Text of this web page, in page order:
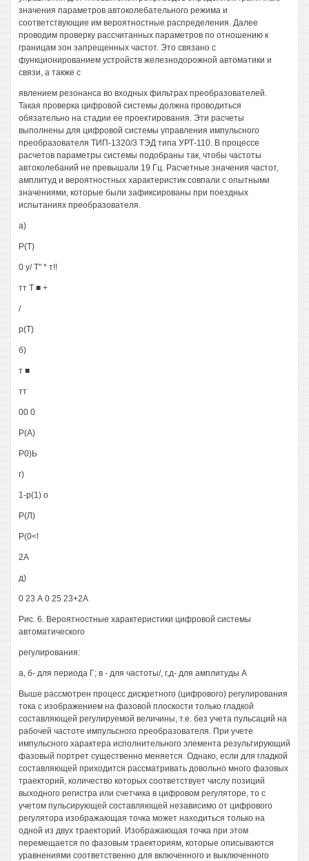
значения параметров автоколебательного режима и
соответствующие им вероятностные распределения. Далее
проводим проверку рассчитанных параметров по отношению к
границам зон запрещенных частот. Это связано с
функционированием устройств железнодорожной автоматики и
связи, а также с
явлением резонанса во входных фильтрах преобразователей.
Такая проверка цифровой системы должна проводиться
обязательно на стадии ее проектирования. Эти расчеты
выполнены для цифровой системы управления импульсного
преобразователя ТИП-1320/3 ТЭД типа УРТ-110. В процессе
расчетов параметры системы подобраны так, чтобы частоты
автоколебаний не превышали 19 Гц. Расчетные значения частот,
амплитуд и вероятностных характеристик совпали с опытными
значениями, которые были зафиксированы при поездных
испытаниях преобразователя.
а)
Р(Т)
0 у/ Т" * т!!
тт Т ■ +
/
р(Т)
б)
т ■
тт
00 0
Р(А)
Р0)Ь
г)
1-р(1) о
Р(Л)
Р(0<!
2А
д)
0 23 А 0 25 23+2А
Рис. 6. Вероятностные характеристики цифровой системы
автоматического
регулирования:
а, б- для периода Г; в - для частоты/, г,д- для амплитуды А
Выше рассмотрен процесс дискретного (цифрового) регулирования
тока с изображением на фазовой плоскости только гладкой
составляющей регулируемой величины, т.е. без учета пульсаций на
рабочей частоте импульсного преобразователя. При учете
импульсного характера исполнительного элемента результирующий
фазовый портрет существенно меняется. Однако, если для гладкой
составляющей приходится рассматривать довольно много фазовых
траекторий, количество которых соответствует числу позиций
выходного регистра или счетчика в цифровом регуляторе, то с
учетом пульсирующей составляющей независимо от цифрового
регулятора изображающая точка может находиться только на
одной из двух траекторий. Изображающая точка при этом
перемещается по фазовым траекториям, которые описываются
уравнениями соответственно для включенного и выключенного